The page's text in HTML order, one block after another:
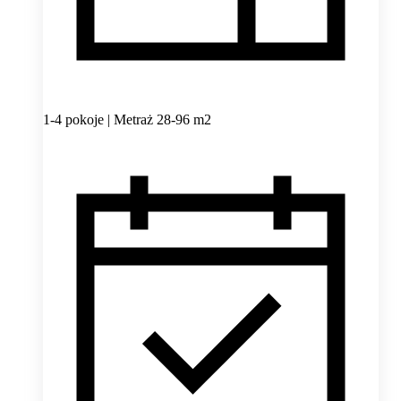
1-4 pokoje | Metraż 28-96 m2